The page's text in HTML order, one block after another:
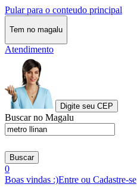
Pular para o conteudo principal
Tem no magalu
Atendimento
Digite seu CEP
Buscar no Magalu
Buscar
0
Boas vindas :)Entre ou Cadastre-se